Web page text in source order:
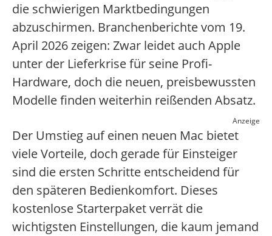
die schwierigen Marktbedingungen
abzuschirmen. Branchenberichte vom 19.
April 2026 zeigen: Zwar leidet auch Apple
unter der Lieferkrise für seine Profi-
Hardware, doch die neuen, preisbewussten
Modelle finden weiterhin reißenden Absatz.
Anzeige
Der Umstieg auf einen neuen Mac bietet
viele Vorteile, doch gerade für Einsteiger
sind die ersten Schritte entscheidend für
den späteren Bedienkomfort. Dieses
kostenlose Starterpaket verrät die
wichtigsten Einstellungen, die kaum jemand